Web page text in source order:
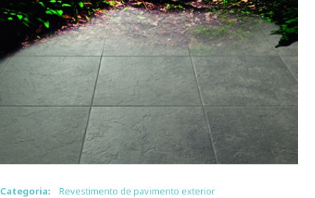
Categoria: Revestimento de pavimento exterior